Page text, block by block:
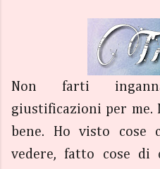
Non farti
giustificazioni per me.
bene. Ho visto cose
vedere, fatto cose di